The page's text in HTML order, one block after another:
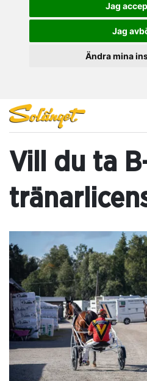
Jag
Jag
Ändra mina
Vill du ta